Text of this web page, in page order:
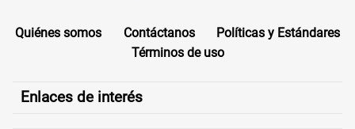
Quiénes somos Contáctanos
Políticas y Estándares
Términos de uso
Enlaces de interés